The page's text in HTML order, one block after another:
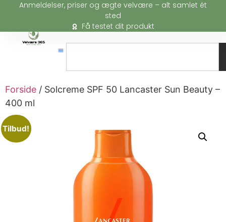
Anmeldelser, priser og ægte velvære – alt samlet ét
sted
Få testet dit produkt
Forside / Solcreme SPF 50 Lancaster Sun Beauty –
400 ml
Tilbud!